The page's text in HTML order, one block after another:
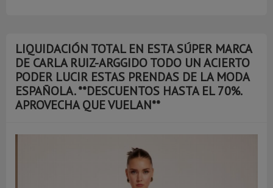
LIQUIDACIÓN TOTAL EN ESTA SÚPER MARCA
DE CARLA RUIZ-ARGGIDO TODO UN ACIERTO
PODER LUCIR ESTAS PRENDAS DE LA MODA
ESPAÑOLA. **DESCUENTOS HASTA EL 70%.
APROVECHA QUE VUELAN**